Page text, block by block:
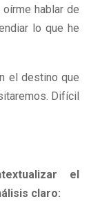
hablar de
lo que he
el destino que
Difícil
el
claro: